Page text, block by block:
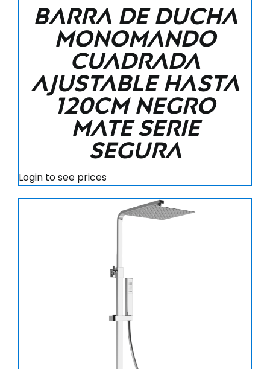
Barra de ducha
monomando
cuadrada
ajustable hasta
120CM negro
mate serie
Segura
Login to see prices